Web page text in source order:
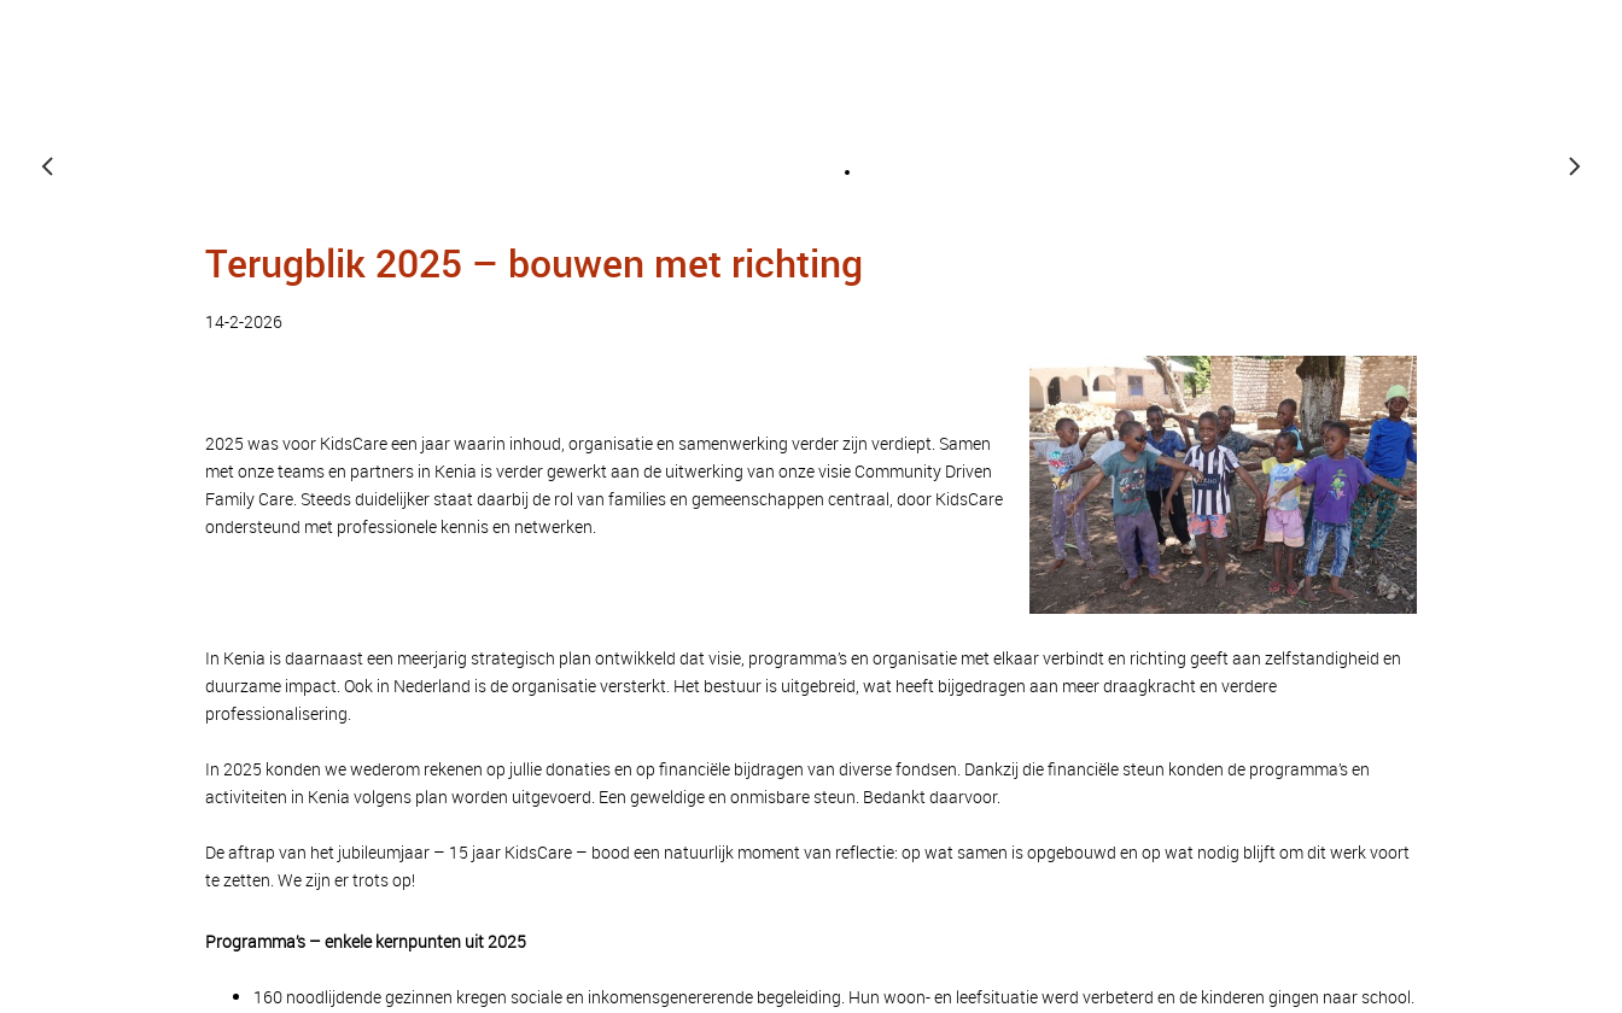
Terugblik 2025 – bouwen met richting
14-2-2026
2025 was voor KidsCare een jaar waarin inhoud, organisatie en samenwerking verder zijn verdiept. Samen
met onze teams en partners in Kenia is verder gewerkt aan de uitwerking van onze visie Community Driven
Family Care. Steeds duidelijker staat daarbij de rol van families en gemeenschappen centraal, door KidsCare
ondersteund met professionele kennis en netwerken.
In Kenia is daarnaast een meerjarig strategisch plan ontwikkeld dat visie, programma’s en organisatie met elkaar verbindt en richting geeft aan zelfstandigheid en
duurzame impact. Ook in Nederland is de organisatie versterkt. Het bestuur is uitgebreid, wat heeft bijgedragen aan meer draagkracht en verdere
professionalisering.
In 2025 konden we wederom rekenen op jullie donaties en op financiële bijdragen van diverse fondsen. Dankzij die financiële steun konden de programma’s en
activiteiten in Kenia volgens plan worden uitgevoerd. Een geweldige en onmisbare steun. Bedankt daarvoor.
De aftrap van het jubileumjaar – 15 jaar KidsCare – bood een natuurlijk moment van reflectie: op wat samen is opgebouwd en op wat nodig blijft om dit werk voort
te zetten. We zijn er trots op!
Programma’s – enkele kernpunten uit 2025
160 noodlijdende gezinnen kregen sociale en inkomensgenererende begeleiding. Hun woon- en leefsituatie werd verbeterd en de kinderen gingen naar school.